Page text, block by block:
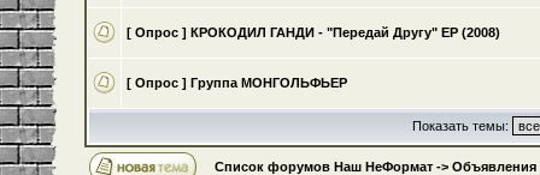
[ Опрос ] КРОКОДИЛ ГАНДИ - "Передай Другу" ЕР (2008)
[ Опрос ] Группа МОНГОЛЬФЬЕР
Показать темы:
Список форумов Наш НеФормат -> Объявления